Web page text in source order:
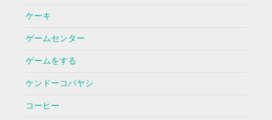
ケーキ
ゲームセンター
ゲームをする
ケンドーコバヤシ
コーヒー